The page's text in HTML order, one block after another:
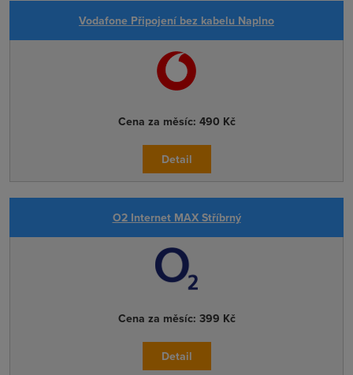
Vodafone Připojení bez kabelu Naplno
Cena za měsíc: 490 Kč
Detail
O2 Internet MAX Stříbrný
Cena za měsíc: 399 Kč
Detail